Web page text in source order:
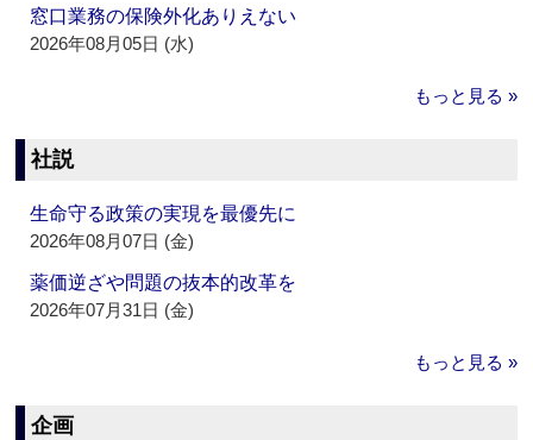
窓口業務の保険外化ありえない
2026年08月05日 (水)
もっと見る »
社説
生命守る政策の実現を最優先に
2026年08月07日 (金)
薬価逆ざや問題の抜本的改革を
2026年07月31日 (金)
もっと見る »
企画